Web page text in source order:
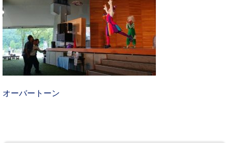
オーバートーン